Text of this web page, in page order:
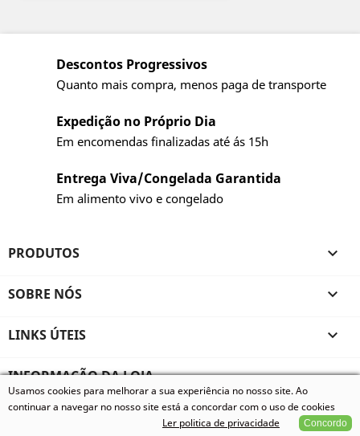
Descontos Progressivos
Quanto mais compra, menos paga de transporte
Expedição no Próprio Dia
Em encomendas finalizadas até ás 15h
Entrega Viva/Congelada Garantida
Em alimento vivo e congelado
PRODUTOS 
SOBRE NÓS 
LINKS ÚTEIS 
INFORMAÇÃO DA LOJA
© 2026 - Vivum - Especializados em Animais Exóticos, todos
Usamos cookies para melhorar a sua experiência no nosso site. Ao
continuar a navegar no nosso site está a concordar com o uso de cookies
Ler politica de privacidade
Concordo